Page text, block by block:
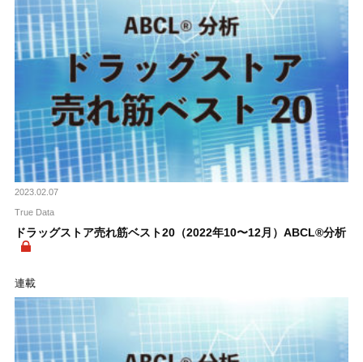
2023.02.07
True Data
ドラッグストア売れ筋ベスト20（2022年10〜12月）ABCL®分析
連載